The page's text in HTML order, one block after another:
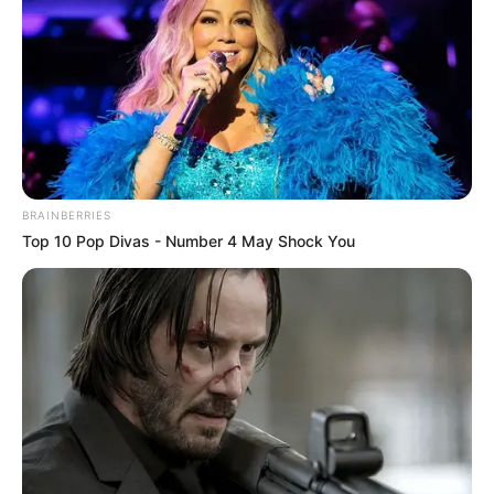
BRAINBERRIES
Top 10 Pop Divas - Number 4 May Shock You